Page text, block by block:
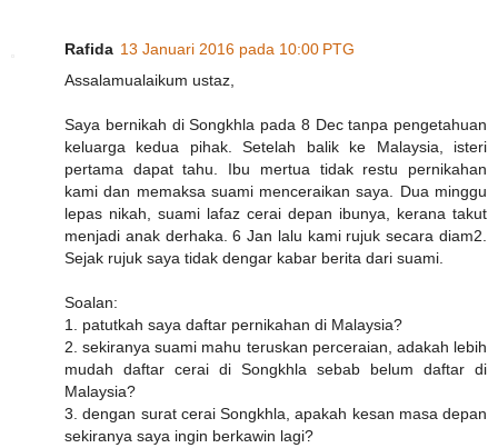
Rafida 13 Januari 2016 pada 10:00 PTG
Assalamualaikum ustaz,
Saya bernikah di Songkhla pada 8 Dec tanpa pengetahuan
keluarga kedua pihak. Setelah balik ke Malaysia, isteri
pertama dapat tahu. Ibu mertua tidak restu pernikahan
kami dan memaksa suami menceraikan saya. Dua minggu
lepas nikah, suami lafaz cerai depan ibunya, kerana takut
menjadi anak derhaka. 6 Jan lalu kami rujuk secara diam2.
Sejak rujuk saya tidak dengar kabar berita dari suami.
Soalan:
1. patutkah saya daftar pernikahan di Malaysia?
2. sekiranya suami mahu teruskan perceraian, adakah lebih
mudah daftar cerai di Songkhla sebab belum daftar di
Malaysia?
3. dengan surat cerai Songkhla, apakah kesan masa depan
sekiranya saya ingin berkawin lagi?